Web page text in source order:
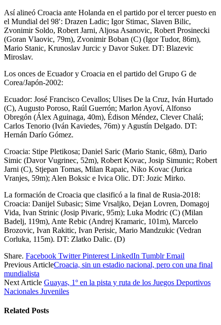
Así alineó Croacia ante Holanda en el partido por el tercer puesto en
el Mundial del 98′: Drazen Ladic; Igor Stimac, Slaven Bilic,
Zvonimir Soldo, Robert Jarni, Aljosa Asanovic, Robert Prosinecki
(Goran Vlaovic, 79m), Zvonimir Boban (C) (Igor Tudor, 86m),
Mario Stanic, Krunoslav Jurcic y Davor Suker. DT: Blazevic
Miroslav.
Los onces de Ecuador y Croacia en el partido del Grupo G de
Corea/Japón-2002:
Ecuador: José Francisco Cevallos; Ulises De la Cruz, Iván Hurtado
(C), Augusto Poroso, Raúl Guerrón; Marlon Ayoví, Alfonso
Obregón (Álex Aguinaga, 40m), Édison Méndez, Clever Chalá;
Carlos Tenorio (Iván Kaviedes, 76m) y Agustín Delgado. DT:
Hernán Darío Gómez.
Croacia: Stipe Pletikosa; Daniel Saric (Mario Stanic, 68m), Dario
Simic (Davor Vugrinec, 52m), Robert Kovac, Josip Simunic; Robert
Jarni (C), Stjepan Tomas, Milan Rapaic, Niko Kovac (Jurica
Vranjes, 59m); Alen Boksic e Ivica Olic. DT: Jozic Mirko.
La formación de Croacia que clasificó a la final de Rusia-2018:
Croacia: Danijel Subasic; Sime Vrsaljko, Dejan Lovren, Domagoj
Vida, Ivan Strinic (Josip Pivaric, 95m); Luka Modric (C) (Milan
Badelj, 119m), Ante Rebic (Andrej Kramaric, 101m), Marcelo
Brozovic, Ivan Rakitic, Ivan Perisic, Mario Mandzukic (Vedran
Corluka, 115m). DT: Zlatko Dalic. (D)
Share. Facebook Twitter Pinterest LinkedIn Tumblr Email
Previous ArticleCroacia, sin un estadio nacional, pero con una final
mundialista
Next Article Guayas, 1º en la pista y ruta de los Juegos Deportivos
Nacionales Juveniles
Related Posts